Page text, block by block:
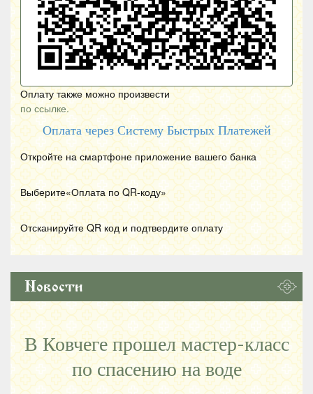
Оплату также можно произвести
по ссылке.
Оплата через Систему Быстрых Платежей
Откройте на смартфоне приложение вашего банка
Выберите«Оплата по QR-коду»
Отсканируйте QR код и подтвердите оплату
Новости
В Ковчеге прошел мастер-класс
по спасению на воде